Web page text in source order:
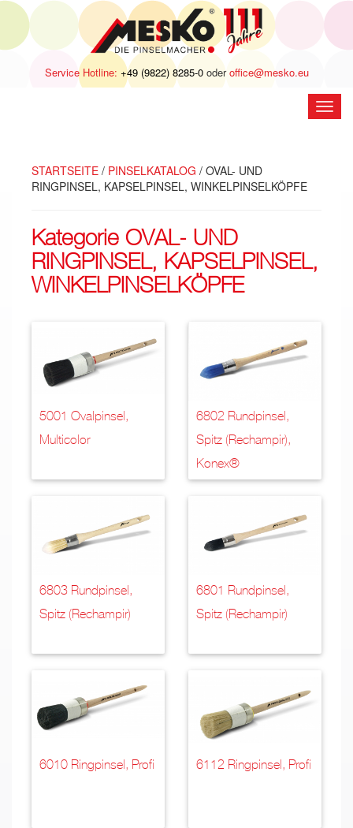
Service Hotline: +49 (9822) 8285-0oderoffice@mesko.eu
STARTSEITE / PINSELKATALOG / OVAL- UND
RINGPINSEL, KAPSELPINSEL, WINKELPINSELKÖPFE
Kategorie OVAL- UND
RINGPINSEL, KAPSELPINSEL,
WINKELPINSELKÖPFE
5001 Ovalpinsel,
Multicolor
6802 Rundpinsel,
Spitz (Rechampir),
Konex®
6803 Rundpinsel,
Spitz (Rechampir)
6801 Rundpinsel,
Spitz (Rechampir)
6010 Ringpinsel, Profi 6112 Ringpinsel, Profi